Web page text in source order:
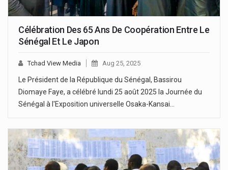
Célébration Des 65 Ans De Coopération Entre Le
Sénégal Et Le Japon
Tchad View Media Aug 25, 2025
Le Président de la République du Sénégal, Bassirou
Diomaye Faye, a célébré lundi 25 août 2025 la Journée du
Sénégal à l'Exposition universelle Osaka-Kansai…